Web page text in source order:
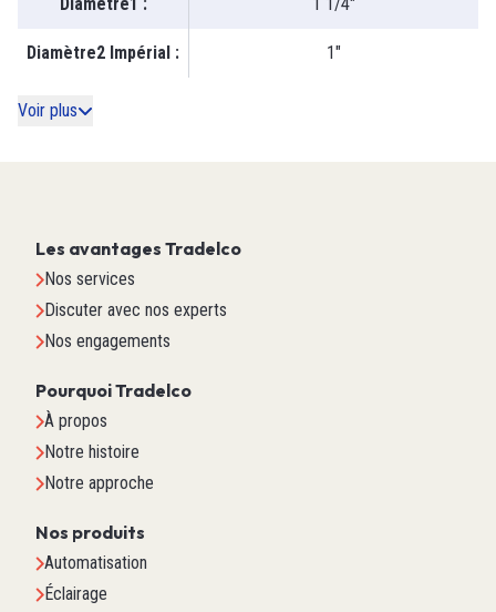
Diamètre2 Impérial : 1"
Voir plus
Les avantages Tradelco
Nos services
Discuter avec nos experts
Nos engagements
Pourquoi Tradelco
À propos
Notre histoire
Notre approche
Nos produits
Automatisation
Éclairage